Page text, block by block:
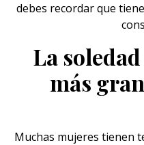
debes recordar que
La
más
Muchas mujeres tienen